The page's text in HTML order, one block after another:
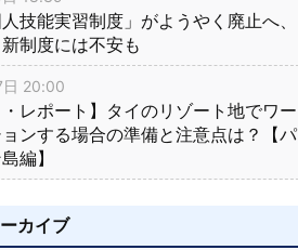
技能実習制度」がようやく廃止へ、
制度には不安も
20:00
レポート】タイのリゾート地でワー
ンする場合の準備と注意点は？【パ
編】
カイブ